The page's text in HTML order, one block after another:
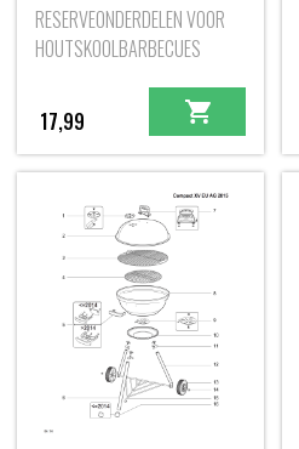
RESERVEONDERDELEN VOOR
HOUTSKOOLBARBECUES
17,99